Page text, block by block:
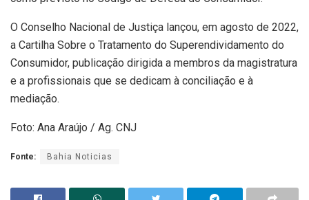
O Conselho Nacional de Justiça lançou, em agosto de 2022,
a Cartilha Sobre o Tratamento do Superendividamento do
Consumidor, publicação dirigida a membros da magistratura
e a profissionais que se dedicam à conciliação e à
mediação.
Foto: Ana Araújo / Ag. CNJ
Fonte: Bahia Noticias